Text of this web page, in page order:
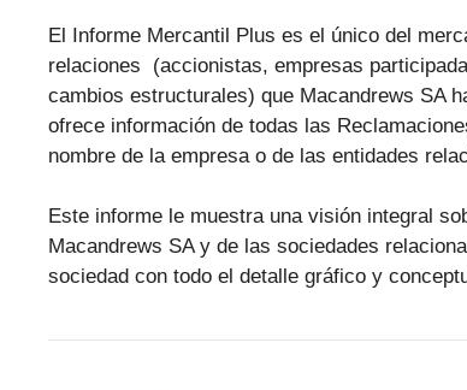
El Informe Mercantil Plus es el único del
relaciones (accionistas, empresas
cambios estructurales) que Macandrews SA
ofrece información de todas las
nombre de la empresa o de las entidades
Este informe le muestra una visión integral
Macandrews SA y de las sociedades
sociedad con todo el detalle gráfico y